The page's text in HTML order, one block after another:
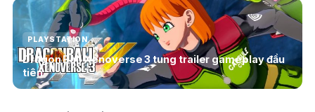
PLAYSTATION
Dragon Ball Xenoverse 3 tung trailer gameplay đầu
tiên